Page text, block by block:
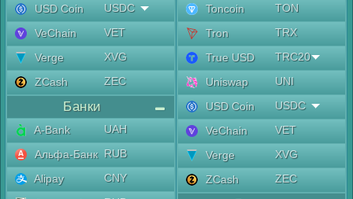
USD Coin
USDC
VeChain
VET
Verge
XVG
ZCash
ZEC
Банки
A-Bank
UAH
Альфа-Банк RUB
Alipay
CNY
Toncoin
TON
Tron
TRX
True USD
TRC20
Uniswap
UNI
USD Coin
USDC
VeChain
VET
Verge
XVG
ZCash
ZEC